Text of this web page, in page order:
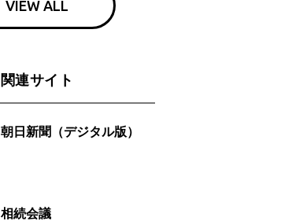
VIEW ALL
関連サイト
朝日新聞（デジタル版）
相続会議